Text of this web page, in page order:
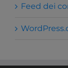
Feed dei